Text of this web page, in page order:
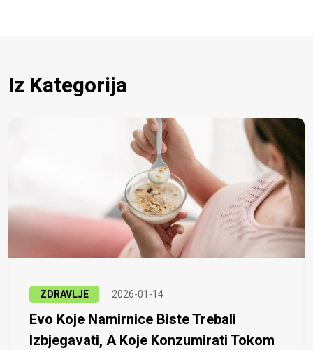
Iz Kategorija
ZDRAVLJE 2026-01-14
Evo Koje Namirnice Biste Trebali
Izbjegavati, A Koje Konzumirati Tokom